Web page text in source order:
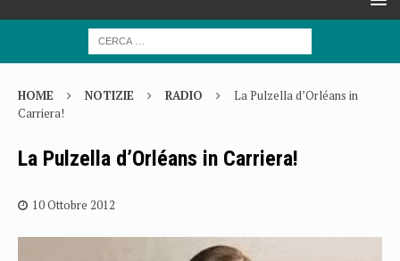
HOME NOTIZIE RADIO
La Pulzella d’Orléans in
Carriera!
La Pulzella d’Orléans in Carriera!
10 Ottobre 2012